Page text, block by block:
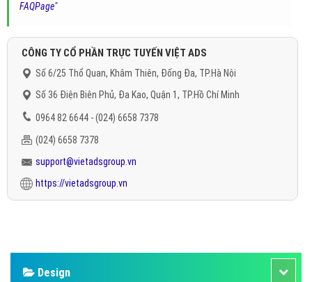
FAQPage"
CÔNG TY CỔ PHẦN TRỰC TUYẾN VIỆT ADS
Số 6/25 Thổ Quan, Khâm Thiên, Đống Đa, TP.Hà Nội
Số 36 Điện Biên Phủ, Đa Kao, Quận 1, TP.Hồ Chí Minh
0964 82 6644 - (024) 6658 7378
(024) 6658 7378
support@vietadsgroup.vn
https://vietadsgroup.vn